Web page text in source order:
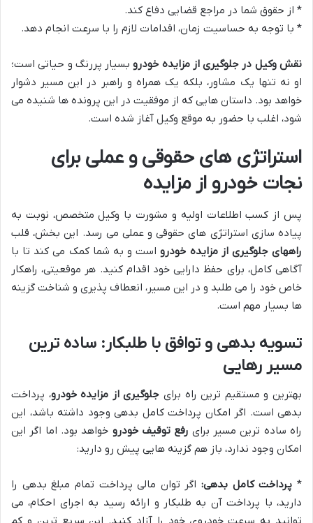
* از حقوق شما در مراجع قضایی دفاع کند.
* با توجه به حساسیت زمان، اقدامات لازم را با سرعت انجام دهد.
نقش وکیل در جلوگیری از مزایده خودروبسیار پررنگ و حیاتی است؛
او نه تنها یک مشاور، بلکه یک همراه و راهبر در این مسیر دشوار
خواهد بود. داستان هایی که از موفقیت در این پرونده ها شنیده می
شود، اغلب با حضور به موقع وکیل آغاز شده است.
استراتژی های حقوقی و عملی برای
نجات خودرو از مزایده
پس از کسب اطلاعات اولیه و مشورت با وکیل متخصص، نوبت به
پیاده سازی استراتژی های حقوقی و عملی می رسد. این بخش، قلب
راههای جلوگیری از مزایده خودرواست و به شما کمک می کند تا با
آگاهی کامل، برای حفظ دارایی خود اقدام کنید. هر موقعیتی، راهکار
خاص خود را می طلبد و در این مسیر، انعطاف پذیری و شناخت گزینه
ها بسیار مهم است.
تسویه بدهی و توافق با طلبکار: ساده ترین
مسیر رهایی
بهترین و مستقیم ترین راه برای جلوگیری از مزایده خودرو، پرداخت
بدهی است. اگر امکان پرداخت کامل بدهی وجود داشته باشد، این
راه ساده ترین مسیر برای رفع توقیف خودرو خواهد بود. اما اگر این
امکان وجود ندارد، باز هم گزینه هایی پیش رو دارید:
* پرداخت کامل بدهی:اگر توان مالی پرداخت تمام مبلغ بدهی را
دارید، با پرداخت آن به طلبکار و ارائه رسید به اجرای احکام، می